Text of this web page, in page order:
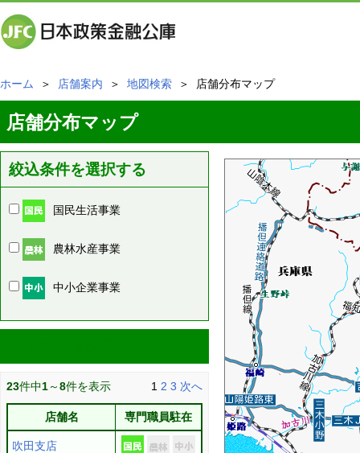
ホーム ＞ 店舗案内 ＞ 地図検索 ＞ 店舗分布マップ
店舗分布マップ
絞込条件を選択する
国民生活事業
農林水産事業
中小企業事業
23件中1～8件を表示 1 2 3 次へ
店舗名 専門職員駐在
吹田支店